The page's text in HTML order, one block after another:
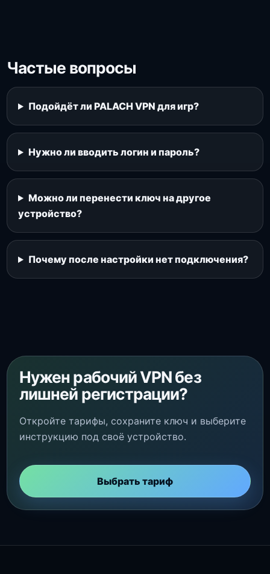
Частые вопросы
Подойдёт ли PALACH VPN для игр?
Нужно ли вводить логин и пароль?
Можно ли перенести ключ на другое
устройство?
Почему после настройки нет подключения?
Нужен рабочий VPN без
лишней регистрации?
Откройте тарифы, сохраните ключ и выберите
инструкцию под своё устройство.
Выбрать тариф